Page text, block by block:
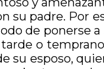
su padre. Por
de ponerse
o
su esposo,